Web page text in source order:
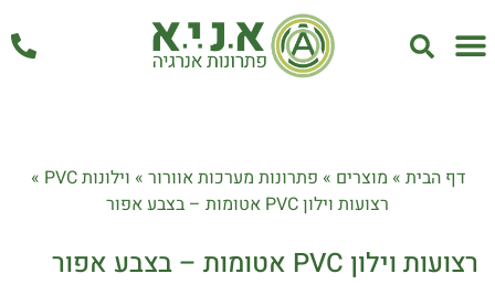
דף הבית » מוצרים » פתרונות מערכות אוורור » וילונות PVC
»
רצועות וילון PVC אטומות – בצבע אפור
רצועות וילון PVC אטומות – בצבע אפור